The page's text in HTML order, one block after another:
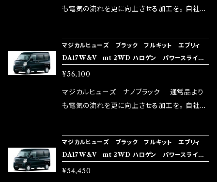
はこちらのマジカルヒューズ直販サイトと横浜に
rz）の2店舗の専売品になりますので宜しくお願
い致します。
も電気の流れを更に向上させる加工を。 自社比
メ！ レーシングドライバーMAX織戸選手がテス
ターとなり吟味し時間を掛けて検証し、これは
体感出来て面白く、車には必ずプラスになりデメ
リットが無い。と。 コラボ開発製品です。 購入先
はこちらのマジカルヒューズ直販サイトと横浜に
rz）の2店舗の専売品になりますので宜しくお願
い致します。
マジカルヒューズ ブラック フルキット エブリィ
DA17W&V mt 2WD ハロゲン パワースライド
ドア・リアヒーター MFSUFB237 34個
¥56,100
マジカルヒューズ ナノブラック 通常品より
も電気の流れを更に向上させる加工を。 自社比
メ！ レーシングドライバーMAX織戸選手がテス
ターとなり吟味し時間を掛けて検証し、これは
体感出来て面白く、車には必ずプラスになりデメ
マジカルヒューズ ブラック フルキット エブリィ
DA17W&V mt 2WD ハロゲン パワースライド
ドア MFSUFB236 33個
¥54,450